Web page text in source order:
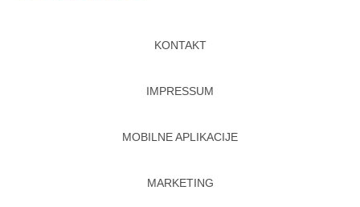
KONTAKT
IMPRESSUM
MOBILNE APLIKACIJE
MARKETING